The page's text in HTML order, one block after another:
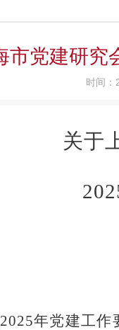
市党建研究
时间：
关于
20
2025年党建工作